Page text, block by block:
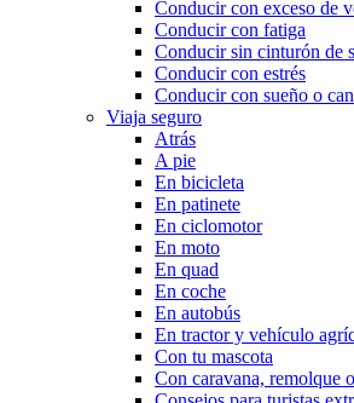
Conducir con exceso de
Conducir con fatiga
Conducir sin cinturón de
Conducir con estrés
Conducir con sueño o
Viaja seguro
Atrás
A pie
En bicicleta
En patinete
En ciclomotor
En moto
En quad
En coche
En autobús
En tractor y vehículo
Con tu mascota
Con caravana, remolque